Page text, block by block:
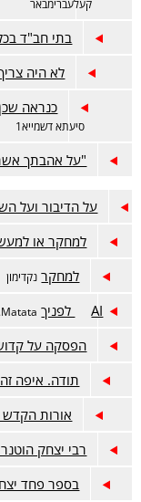
קעלעברימבאר
בתי חב"ד
לא היה צריך 2000 שנה בשביל
כנראה
סיעתא דשמייא1
"על אהבתך
על הדיבור ועל
למחקר או
למחקר נקדימון
AI לפניך
הפסקה על
תודה. איפה
אורות הקדש
רבי יצחק
בספר פחד